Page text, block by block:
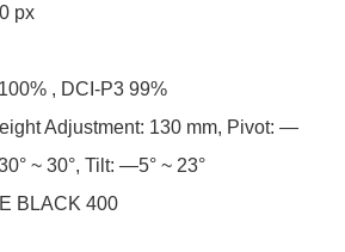
px
, DCI-P3 99%
Adjustment: 130 mm, Pivot: —
~ 30°, Tilt: —5° ~ 23°
BLACK 400